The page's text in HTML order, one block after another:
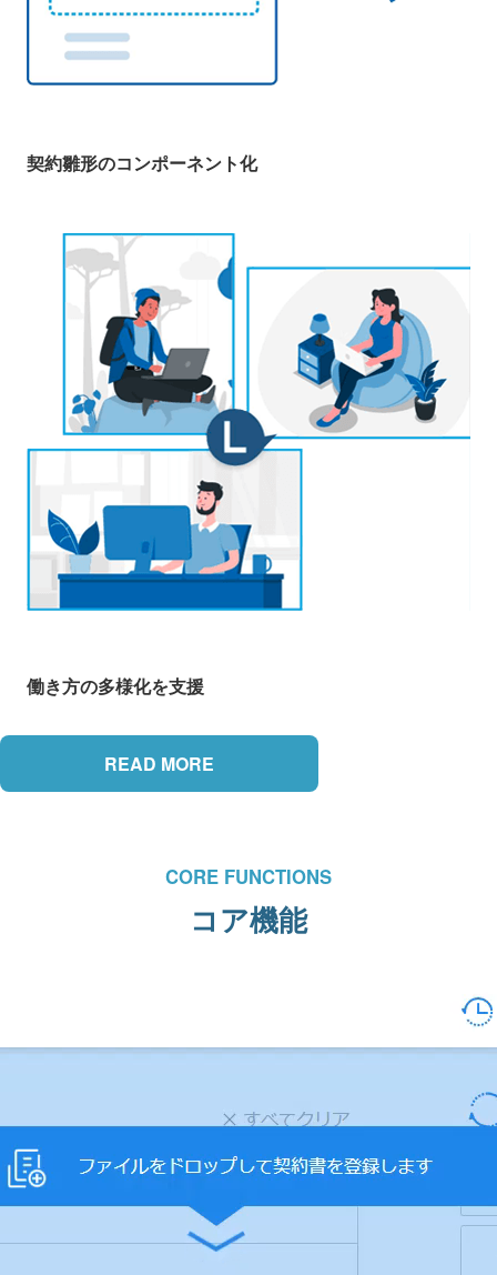
契約雛形のコンポーネント化
働き方の多様化を支援
READ MORE
CORE FUNCTIONS
コア機能